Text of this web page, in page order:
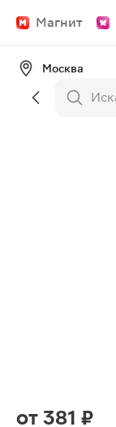
Магнит
Москва
от 381 ₽